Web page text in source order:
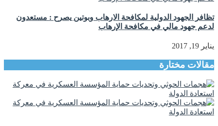
تظافر الجهود الدولية لمكافحة الارهاب وبوتين يصرح : مستعدون
لدعم جهود مالي في مكافحة الإرهاب
يناير 19, 2017
مقالات مختارة